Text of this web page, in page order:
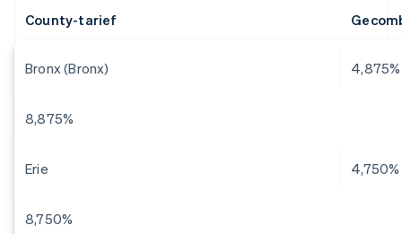
County-tarief
Bronx (Bronx) 4,875%
8,875%
Erie 4,750%
8,750%